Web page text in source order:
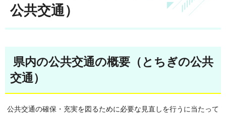
公共交通）
県内の公共交通の概要（とちぎの公共
交通）
公共交通の確保・充実を図るために必要な見直しを行うに当たって